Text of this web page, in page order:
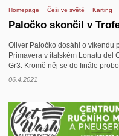
Homepage Češi ve světě Karting
Paločko skončil v
Oliver Paločko dosáhl o víkendu
Primavera v italském Lonatu del
Gr3. Kromě něj se do finále
06.4.2021